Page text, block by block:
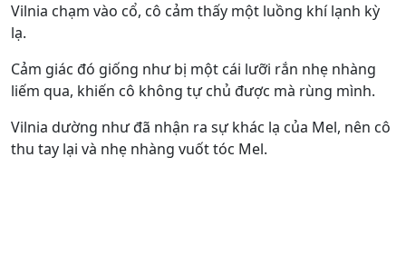
Vilnia chạm vào cổ, cô cảm thấy một luồng khí lạnh kỳ
lạ.
Cảm giác đó giống như bị một cái lưỡi rắn nhẹ nhàng
liếm qua, khiến cô không tự chủ được mà rùng mình.
Vilnia dường như đã nhận ra sự khác lạ của Mel, nên cô
thu tay lại và nhẹ nhàng vuốt tóc Mel.